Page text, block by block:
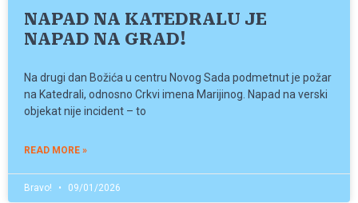
NAPAD NA KATEDRALU JE
NAPAD NA GRAD!
Na drugi dan Božića u centru Novog Sada podmetnut je požar
na Katedrali, odnosno Crkvi imena Marijinog. Napad na verski
objekat nije incident – to
READ MORE »
Bravo! 09/01/2026